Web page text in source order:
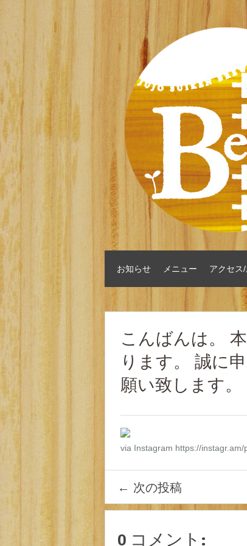
お知らせ メニュー アクセス
こんばんは。
ります。 誠に
願い致します。
via Instagram https://instagr.am/
← 次の投稿
0 コメント: